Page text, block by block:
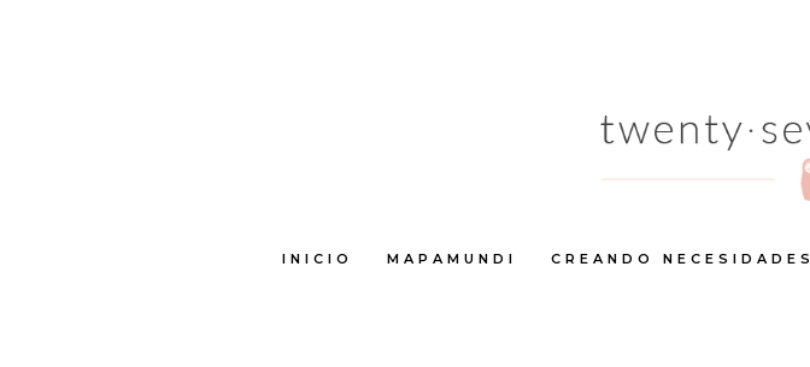
INICIO MAPAMUNDI CREANDO NECESIDADES